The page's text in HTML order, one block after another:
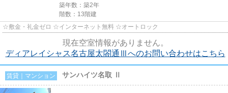
築年数：築2年
階数：13階建
☆敷金・礼金ゼロ ☆インターネット無料 ☆オートロック
現在空室情報がありません。
ディアレイシャス名古屋太閤通Ⅲへのお問い合わせはこちら
賃貸｜マンション サンハイツ名取 Ⅱ